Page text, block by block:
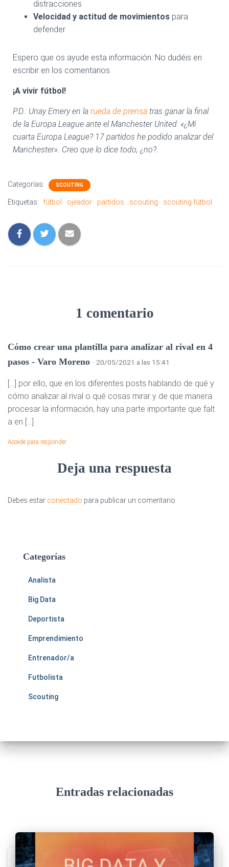
distracciones
Velocidad y actitud de movimientos para
defender
Espero que os ayude esta información. No dudéis en
escribir en los comentarios.
¡A vivir fútbol!
P.D.: Unay Emery en la rueda de prensa tras ganar la final
de la Europa League ante el Manchester United: «¿Mi
cuarta Europa League? 17 partidos he podido analizar del
Manchester». Creo que lo dice todo, ¿no?.
Categorías: SCOUTING
Etiquetas: fútbol ojeador partidos scouting scouting fútbol
1 comentario
Cómo crear una plantilla para analizar al rival en 4
pasos - Varo Moreno · 20/05/2021 a las 15:41
[…] por ello, que en los diferentes posts hablando de qué y
cómo analizar al rival o qué cosas mirar y de que manera
procesar la información, hay una parte importante que falt
a en […]
Accede para responder
Deja una respuesta
Debes estar conectado para publicar un comentario.
Categorías
Analista
Big Data
Deportista
Emprendimiento
Entrenador/a
Futbolista
Scouting
Entradas relacionadas